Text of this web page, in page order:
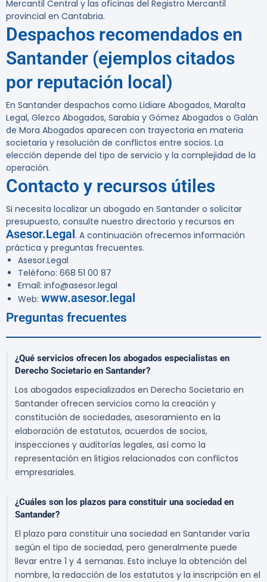
Mercantil Central y las oficinas del Registro Mercantil
provincial en Cantabria.
Despachos recomendados en
Santander (ejemplos citados
por reputación local)
En Santander despachos como Lidiare Abogados, Maralta
Legal, Glezco Abogados, Sarabia y Gómez Abogados o Galán
de Mora Abogados aparecen con trayectoria en materia
societaria y resolución de conflictos entre socios. La
elección depende del tipo de servicio y la complejidad de la
operación.
Contacto y recursos útiles
Si necesita localizar un abogado en Santander o solicitar
presupuesto, consulte nuestro directorio y recursos en
Asesor.Legal. A continuación ofrecemos información
práctica y preguntas frecuentes.
Asesor.Legal
Teléfono: 668 51 00 87
Email: info@asesor.legal
Web: www.asesor.legal
Preguntas frecuentes
¿Qué servicios ofrecen los abogados especialistas en
Derecho Societario en Santander?
Los abogados especializados en Derecho Societario en
Santander ofrecen servicios como la creación y
constitución de sociedades, asesoramiento en la
elaboración de estatutos, acuerdos de socios,
inspecciones y auditorías legales, así como la
representación en litigios relacionados con conflictos
empresariales.
¿Cuáles son los plazos para constituir una sociedad en
Santander?
El plazo para constituir una sociedad en Santander varía
según el tipo de sociedad, pero generalmente puede
llevar entre 1 y 4 semanas. Esto incluye la obtención del
nombre, la redacción de los estatutos y la inscripción en el